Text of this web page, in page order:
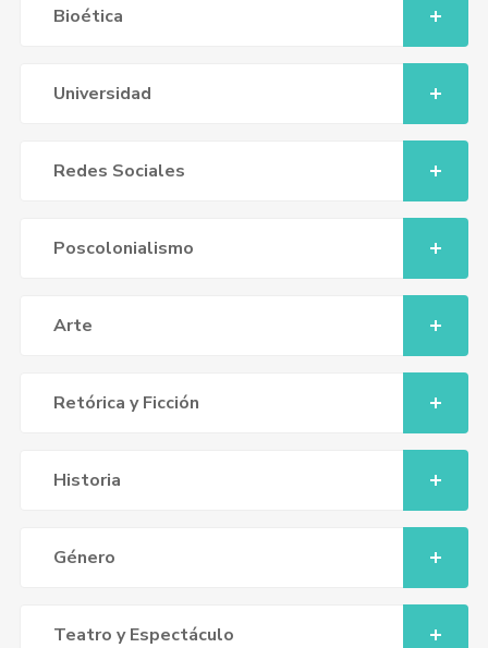
Bioética
Universidad
Redes Sociales
Poscolonialismo
Arte
Retórica y Ficción
Historia
Género
Teatro y Espectáculo